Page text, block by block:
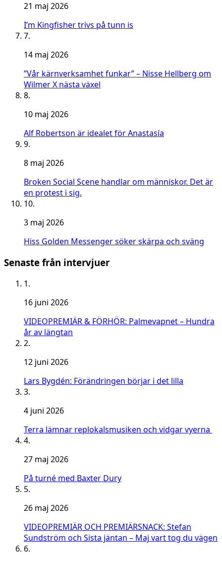
21 maj 2026
I’m Kingfisher trivs på tunn is
7.
14 maj 2026
”Vår kärnverksamhet funkar” – Nisse Hellberg om
Wilmer X nästa växel
8.
10 maj 2026
Alf Robertson är idealet för Anastasía
9.
8 maj 2026
Broken Social Scene handlar om människor. Det är
en protest i sig.
10.
3 maj 2026
Hiss Golden Messenger söker skärpa och sväng
Senaste från intervjuer
1.
16 juni 2026
VIDEOPREMIÄR & FÖRHÖR: Palmevapnet – Hundra
år av längtan
2.
12 juni 2026
Lars Bygdén: Förändringen börjar i det lilla
3.
4 juni 2026
Terra lämnar replokalsmusiken och vidgar vyerna
4.
27 maj 2026
På turné med Baxter Dury
5.
26 maj 2026
VIDEOPREMIÄR OCH PREMIÄRSNACK: Stefan
Sundström och Sista jäntan – Maj vart tog du vägen
6.